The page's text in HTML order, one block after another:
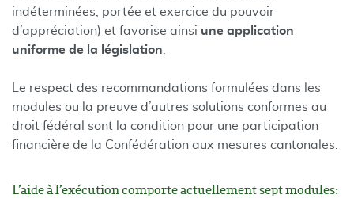
indéterminées, portée et exercice du pouvoir
d’appréciation) et favorise ainsi une application
uniforme de la législation
Le respect des recommandations formulées dans les
modules ou la preuve d’autres solutions conformes au
droit fédéral sont la condition pour une participation
financière de la Confédération aux mesures cantonales.
L’aide à l’exécution comporte actuellement sept modules: